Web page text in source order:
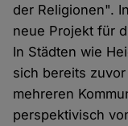
der Religionen".
neue Projekt für
In Städten wie
sich bereits
mehreren
perspektivisch